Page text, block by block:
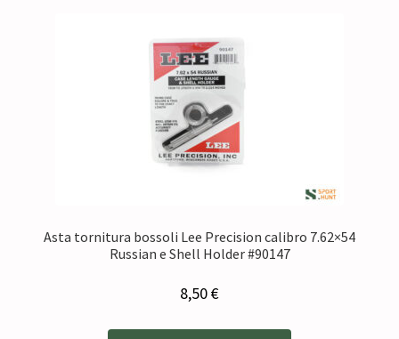
Asta tornitura bossoli Lee Precision calibro 7.62×54
Russian e Shell Holder #90147
8,50€